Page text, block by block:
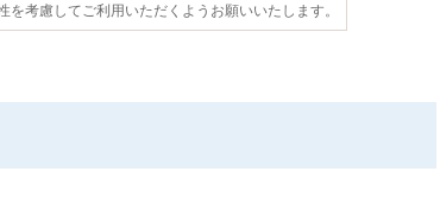
を考慮してご利用いただくようお願いいたします。